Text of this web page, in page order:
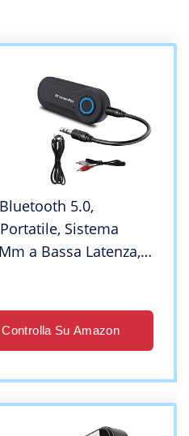
5.0,
Sistema
a Bassa Latenza,
Controlla Su Amazon